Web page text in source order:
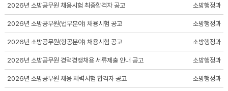
2026년 소방공무원 채용시험 최종합격자 공고 소방행정과
2026년 소방공무원(법무분야) 채용시험 공고 소방행정과
2026년 소방공무원(항공분야) 채용시험 공고 소방행정과
2026년 소방공무원 경력경쟁채용 서류제출 안내 공고 소방행정과
2026년 소방공무원 채용 체력시험 합격자 공고 소방행정과